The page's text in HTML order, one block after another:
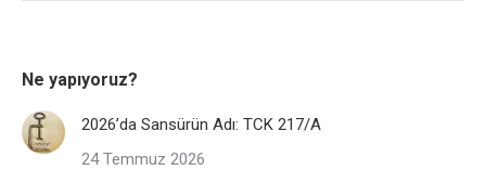
Ne yapıyoruz?
2026’da Sansürün Adı: TCK 217/A
24 Temmuz 2026